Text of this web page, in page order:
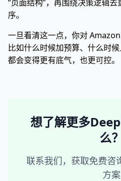
“页面结构”，再围绕决策逻辑
序。
一旦看清这一点，你对
比如什么时候加预算、什么时
都会变得更有底气，也更可控。
想了解更多
么？
联系我们，获取免费咨
方案